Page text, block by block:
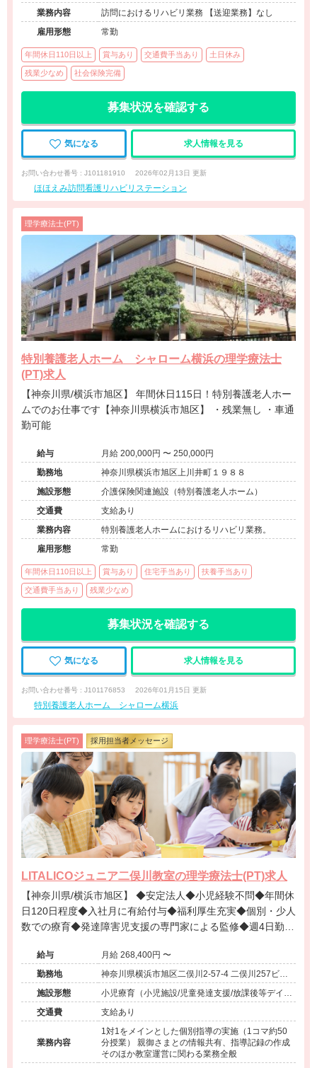
業務内容
訪問におけるリハビリ業務 【送迎業務】なし
雇用形態
常勤
年間休日110日以上 賞与あり 交通費手当あり 土日休み
残業少なめ 社会保険完備
募集状況を確認する
気になる 求人情報を見る
お問い合わせ番号 : J101181910 2026年02月13日 更新
ほほえみ訪問看護リハビリステーション
理学療法士(PT)
特別養護老人ホーム シャローム横浜の理学療法士
(PT)求人
【神奈川県/横浜市旭区】 年間休日115日！特別養護老人ホー
ムでのお仕事です【神奈川県横浜市旭区】 ・残業無し ・車通
勤可能
給与
月給 200,000円 〜 250,000円
勤務地
神奈川県横浜市旭区上川井町１９８８
施設形態
介護保険関連施設（特別養護老人ホーム）
交通費
支給あり
業務内容
特別養護老人ホームにおけるリハビリ業務。
雇用形態
常勤
年間休日110日以上 賞与あり 住宅手当あり 扶養手当あり
交通費手当あり 残業少なめ
募集状況を確認する
気になる 求人情報を見る
お問い合わせ番号 : J101176853 2026年01月15日 更新
特別養護老人ホーム シャローム横浜
理学療法士(PT) 採用担当者メッセージ
LITALICOジュニア二俣川教室の理学療法士(PT)求人
【神奈川県/横浜市旭区】 ◆安定法人◆小児経験不問◆年間休
日120日程度◆入社月に有給付与◆福利厚生充実◆個別・少人
数での療育◆発達障害児支援の専門家による監修◆週4日勤務
給与
月給 268,400円 〜
勤務地
神奈川県横浜市旭区二俣川2-57-4 二俣川257ビル
3F
施設形態
小児療育（小児施設/児童発達支援/放課後等デイサ
ービス）
交通費 支給あり
業務内容
1対1をメインとした個別指導の実施（1コマ約50
分授業） 親御さまとの情報共有、指導記録の作成
そのほか教室運営に関わる業務全般